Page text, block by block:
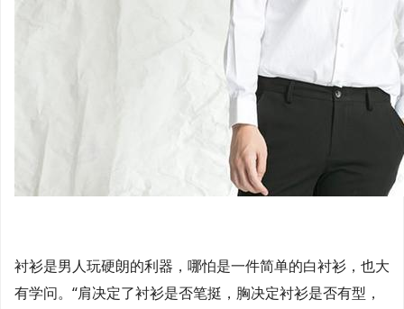
衬衫是男人玩硬朗的利器，哪怕是一件简单的白衬衫，也大
有学问。“肩决定了衬衫是否笔挺，胸决定衬衫是否有型，